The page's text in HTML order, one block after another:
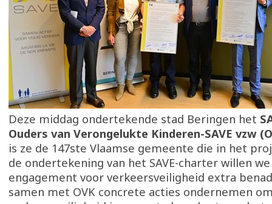
Deze middag ondertekende stad Beringen het
Ouders van Verongelukte Kinderen-SAVE vzw
is ze de 147ste Vlaamse gemeente die in het
de ondertekening van het SAVE-charter willen
engagement voor verkeersveiligheid extra
samen met OVK concrete acties ondernemen